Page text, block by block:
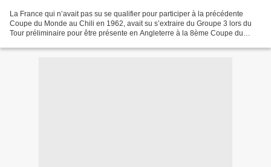
La France qui n’avait pas su se qualifier pour participer à la précédente
Coupe du Monde au Chili en 1962, avait su s’extraire du Groupe 3 lors du
Tour préliminaire pour être présente en Angleterre à la 8ème Coupe du